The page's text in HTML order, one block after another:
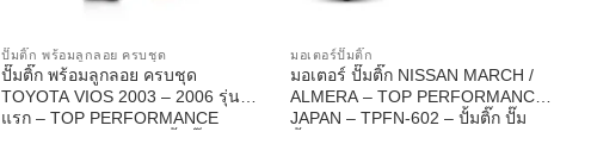
ปั๊มติ๊ก พร้อมลูกลอย ครบชุด
ปั๊มติ๊ก พร้อมลูกลอย ครบชุด
TOYOTA VIOS 2003 – 2006 รุ่น
แรก – TOP PERFORMANCE
มอเตอร์ปั๊มติ๊ก
มอเตอร์ ปั๊มติ๊ก NISSAN MARCH /
ALMERA – TOP PERFORMANCE
JAPAN – TPFN-602 – ปั้มติ๊ก ปั๊ม